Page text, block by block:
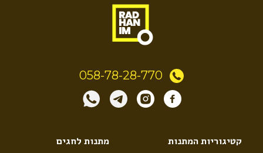
058-78-28-770
מתנות לחגים קטיגוריות המתנות